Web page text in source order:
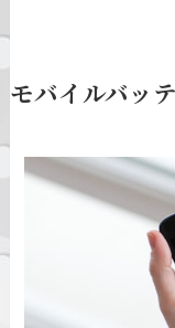
モバイルバッ